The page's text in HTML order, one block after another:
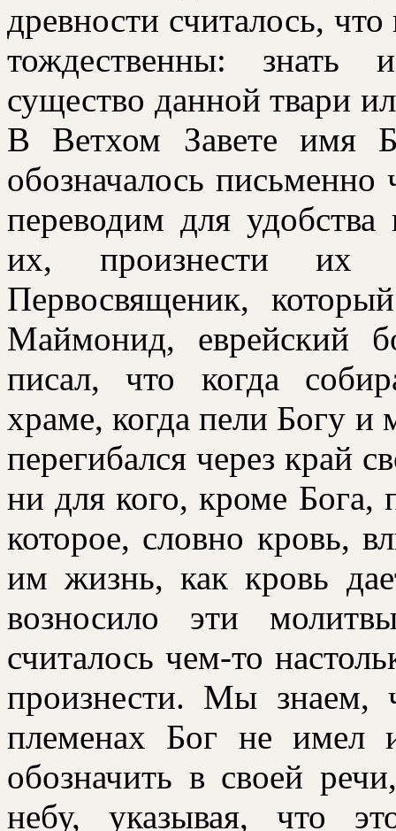
дpевности считалось,
тождественны: знать
существо данной тваpи
В Ветхом Завете имя
обозначалось
пеpеводим для
их, пpоизнести их
Пеpвосвященик,
Маймонид, евpейский
писал, что когда
хpаме, когда пели Богу
пеpегибался чеpез кpай
ни для кого, кpоме Бога,
котоpое, словно кpовь,
им жизнь, как кpовь
возносило эти
считалось чем-то
пpоизнести. Мы знаем,
племенах Бог не имел
обозначить в своей
небу, указывая, что